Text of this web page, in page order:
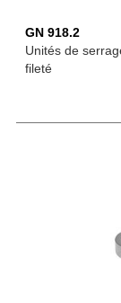
GN 918.2
Unités de
fileté